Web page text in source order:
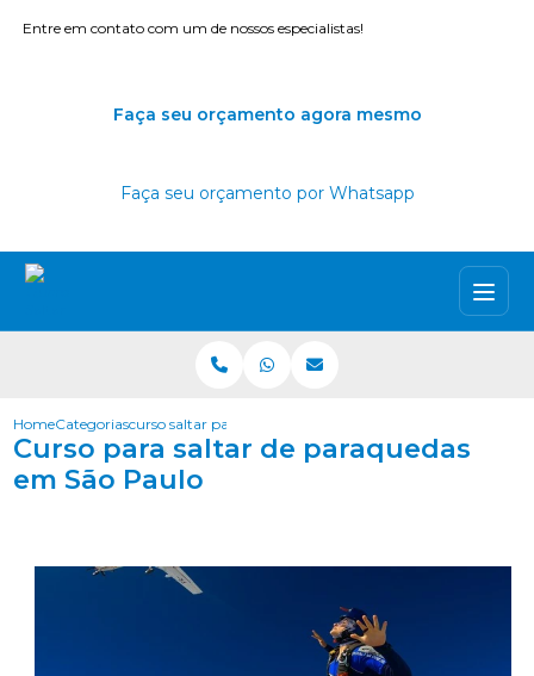
Entre em contato com um de nossos especialistas!
Faça seu orçamento agora mesmo
Faça seu orçamento por Whatsapp
HomeCategoriascurso saltar paraquedas sao paulo
Curso para saltar de paraquedas
em São Paulo